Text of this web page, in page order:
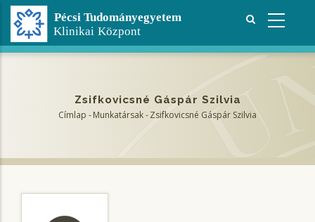
Ugrás
tartalomra
Zsifkovicsné Gáspár Szilvia
Címlap -Munkatársak-Zsifkovicsné Gáspár Szilvia